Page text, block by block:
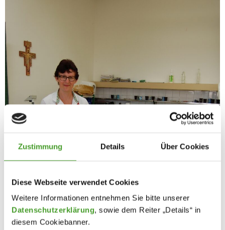
Zustimmung Details Über Cookies
Diese Webseite verwendet Cookies
Weitere Informationen entnehmen Sie bitte unserer
Datenschutzerklärung, sowie dem Reiter „Details“ in
diesem Cookiebanner.